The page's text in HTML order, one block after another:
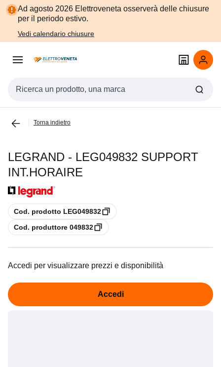
Vai alla
navigazione
Vai
alla
Ad agosto 2026 Elettroveneta osserverà delle chiusure
per il periodo estivo.
Vedi calendario chiusure
Cerca input
Torna indietro
LEGRAND - LEG049832 SUPPORT
INT.HORAIRE
copiaCod. prodotto LEG049832
copiaCod. produttore 049832
Accedi per visualizzare prezzi e disponibilità
Accedi